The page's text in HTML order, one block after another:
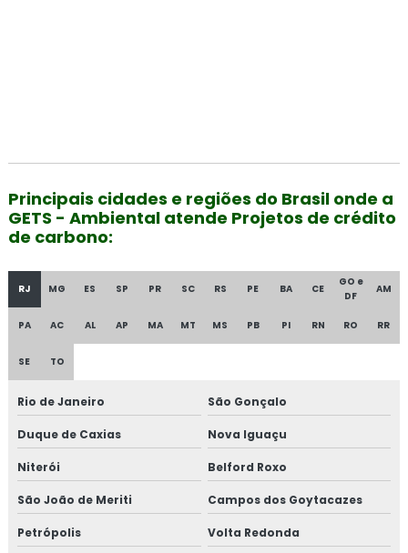
Principais cidades e regiões do Brasil onde a
GETS - Ambiental atende Projetos de crédito
de carbono:
RJ MG ES SP PR SC RS PE BA CE
GO e
DF
AM
PA AC AL AP MA MT MS PB PI RN RO RR
SE TO
Rio de Janeiro São Gonçalo
Duque de Caxias Nova Iguaçu
Niterói Belford Roxo
São João de Meriti Campos dos Goytacazes
Petrópolis Volta Redonda